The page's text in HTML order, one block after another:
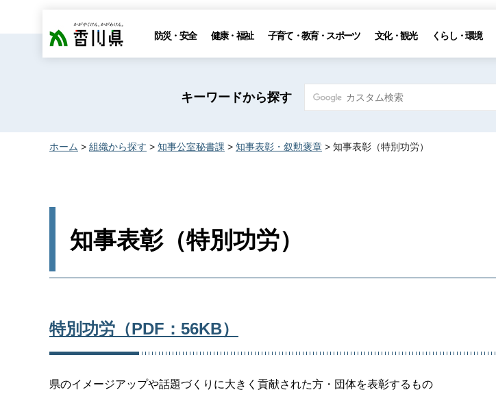
香川県 防災・安全 健康・福祉 子育て・教育・スポーツ 文化・観光 くらし・環境
キーワードから探す
ホーム > 組織から探す > 知事公室秘書課 > 知事表彰・叙勲褒章 > 知事表彰（特別功労）
知事表彰（特別功労）
特別功労（PDF：56KB）
県のイメージアップや話題づくりに大きく貢献された方・団体を表彰するもの